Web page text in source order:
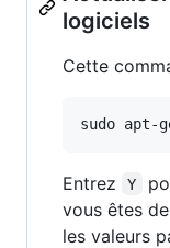
logiciels
Cette
sudo apt-
Entrez Y
vous êtes
les valeurs